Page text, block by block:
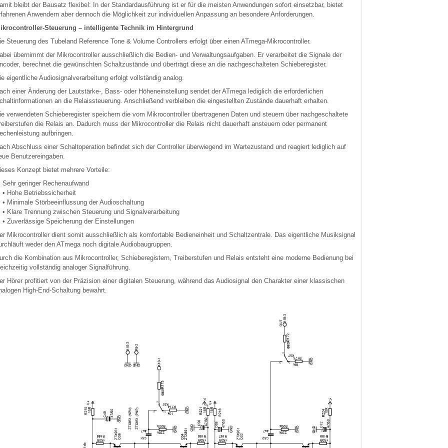
bleibt der Bausatz flexibel: In der Standardausführung ist er für die meisten Anwendungen sofort einsetzbar, bietet
Anwendern aber dennoch die Möglichkeit zur individuellen Anpassung an besondere Anforderungen.
Steuerung – intelligente Technik im Hintergrund
Steuerung des Tubeland Reference Tone & Volume Controllers erfolgt über einen ATmega-Mikrocontroller.
übernimmt der Mikrocontroller ausschließlich die Bedien- und Verwaltungsaufgaben. Er verarbeitet die Signale der
berechnet die gewünschten Schaltzustände und überträgt diese an die nachgeschalteten Schieberegister.
eigentliche Audiosignalverarbeitung erfolgt vollständig analog.
einer Änderung der Lautstärke-, Bass- oder Höheneinstellung sendet der ATmega lediglich die erforderlichen
an die Relaissteuerung. Anschließend verbleiben die eingestellten Zustände dauerhaft erhalten.
verwendeten Schieberegister speichern die vom Mikrocontroller übertragenen Daten und steuern über nachgeschaltete
die Relais an. Dadurch muss der Mikrocontroller die Relais nicht dauerhaft ansteuern oder permanent
aufbringen.
Abschluss einer Schaltoperation befindet sich der Controller überwiegend im Wartezustand und reagiert lediglich auf
Benutzereingaben.
Konzept bietet mehrere Vorteile:
Sehr geringer Rechenaufwand
• Hohe Betriebssicherheit
• Minimale Störbeeinflussung der Audioschaltung
• Klare Trennung zwischen Steuerung und Signalverarbeitung
• Zuverlässige Speicherung der Einstellungen
Mikrocontroller dient somit ausschließlich als komfortable Bedieneinheit und Schaltzentrale. Das eigentliche Musiksignal
weder den ATmega noch digitale Audiobaugruppen.
die Kombination aus Mikrocontroller, Schieberegistern, Treiberstufen und Relais entsteht eine moderne Bedienung bei
vollständig analoger Signalführung.
Hörer profitiert von der Präzision einer digitalen Steuerung, während das Audiosignal den Charakter einer klassischen
High-End-Schaltung bewahrt.